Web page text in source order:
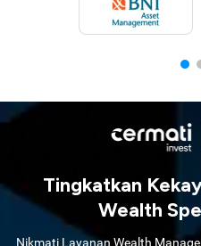
Tingkatkan
Wealth
Nikmati Layanan Wealth